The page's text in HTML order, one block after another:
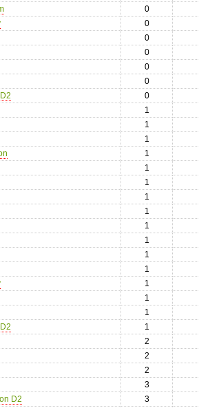
0
0
0
0
0
0
0
1
1
1
1
1
1
1
1
1
1
1
1
1
1
1
1
2
2
2
3
D2 3